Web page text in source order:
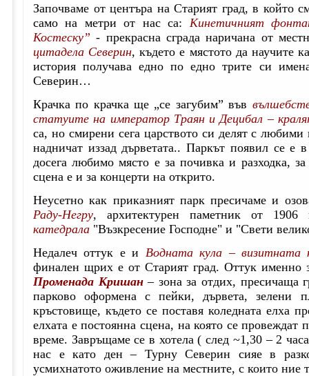
Започваме от центъра на Старият град, в който
само на метри от нас са: Кинетичният
Костеску” - прекрасна сграда наричана от
цитадела Северин, където е мястото да научите
история получава едно по едно трите си
Северин…
Крачка по крачка ще „се загубим” във
статуите на император Траян и Децибал –
са, но смирени сега царството си делят с
надничат иззад дърветата.. Паркът появил се е
досега любимо място е за почивка и разходка,
сцена е и за концерти на открито.
Неусетно как приказният парк пресичаме и
Раду-Негру, архитектурен паметник от
катедрала "Възкресение Господне" и "Свети
Недалеч оттук е и Водната кула – визитната
финален щрих е от Старият град. Оттук именно
Променада Кришан– зона за отдих, пресичаща
парково оформена с пейки, дървета,
кръстовище, където се поставя коледната елха
елхата е постоянна сцена, на която се провеждат
време. Завръщаме се в хотела ( след ~1,30 – 2
нас е като ден – Турну Северин сияе в
усмихнатото оживление на местните, с които